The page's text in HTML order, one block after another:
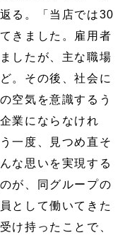
る。「当店では30
きました。雇用者
したが、主な職場
。その後、社会に
空気を意識するう
業にならなけれ
一度、見つめ直そ
な思いを実現する
が、同グループの
として働いてきた
け持ったことで、